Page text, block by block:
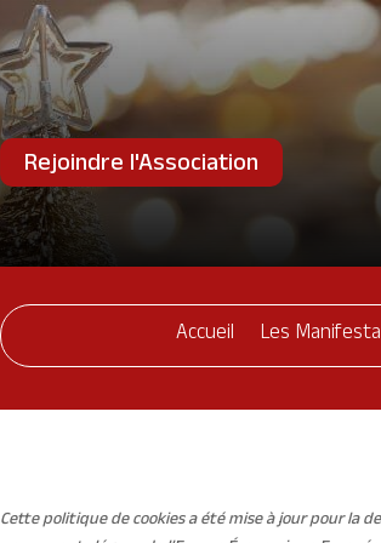
Rejoindre l'Association
Accueil Les
Cette politique de cookies a été mise à jour pour la